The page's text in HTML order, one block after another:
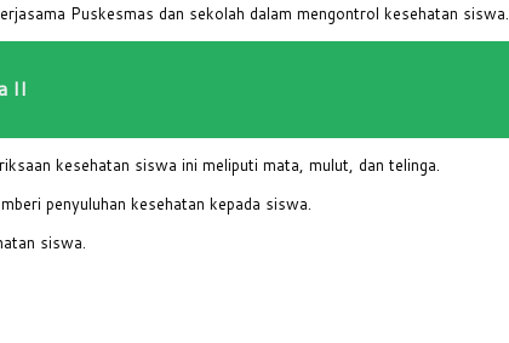
Puskesmas dan sekolah dalam mengontrol kesehatan siswa.
II
kesehatan siswa ini meliputi mata, mulut, dan telinga.
penyuluhan kesehatan kepada siswa.
siswa.